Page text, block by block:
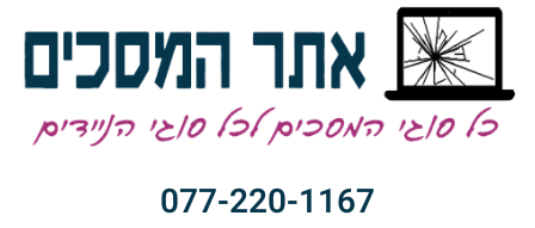
077-220-1167